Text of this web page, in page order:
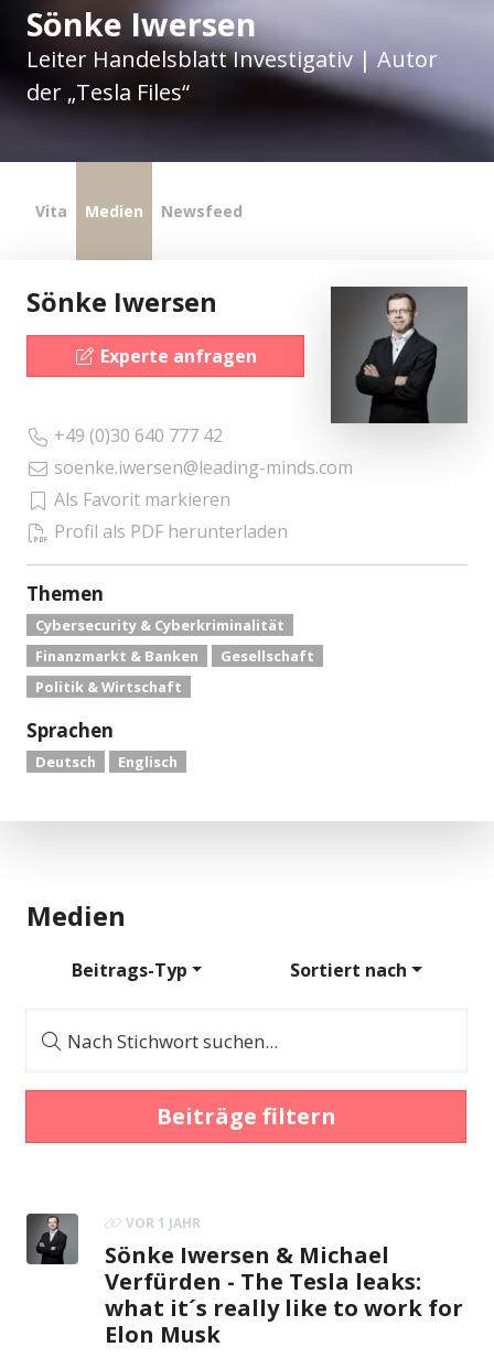
Sönke Iwersen
Leiter Handelsblatt Investigativ | Autor
der „Tesla Files“
Vita Medien Newsfeed
Sönke Iwersen
Experte anfragen
+49 (0)30 640 777 42
soenke.iwersen@leading-minds.com
Als Favorit markieren
Profil als PDF herunterladen
Themen
Cybersecurity & Cyberkriminalität
Finanzmarkt & Banken
Gesellschaft
Politik & Wirtschaft
Sprachen
Deutsch Englisch
Medien
Beitrags-Typ Sortiert nach
Nach Stichwort suchen...
Beiträge filtern
VOR 1 JAHR
Sönke Iwersen & Michael
Verfürden - The Tesla leaks:
what it´s really like to work for
Elon Musk